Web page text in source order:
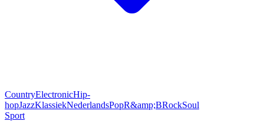
CountryElectronicHip-
hopJazzKlassiekNederlandsPopR&amp;BRockSoul
Sport